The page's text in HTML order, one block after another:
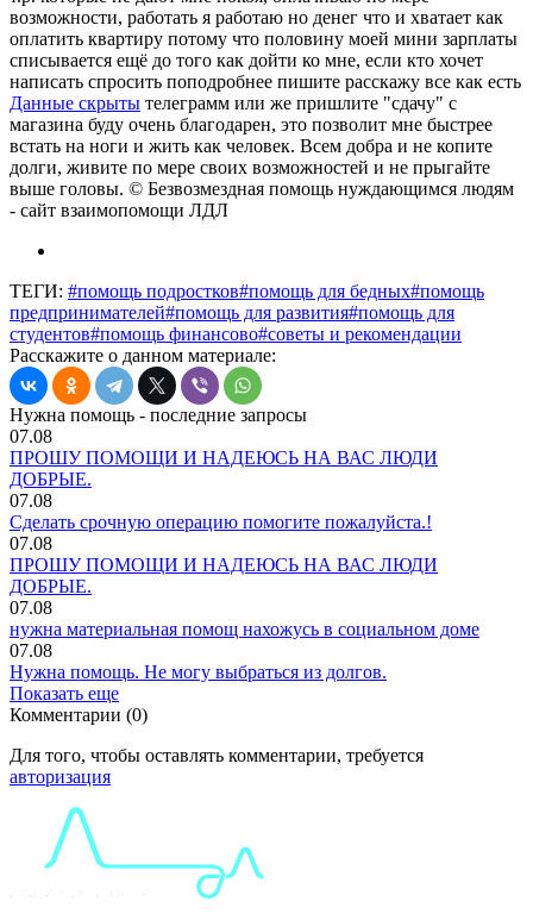
возможности, работать я работаю но денег что и хватает как
оплатить квартиру потому что половину моей мини зарплаты
списывается ещё до того как дойти ко мне, если кто хочет
написать спросить поподробнее пишите расскажу все как есть
Данные скрыты телеграмм или же пришлите "сдачу" с
магазина буду очень благодарен, это позволит мне быстрее
встать на ноги и жить как человек. Всем добра и не копите
долги, живите по мере своих возможностей и не прыгайте
выше головы. © Безвозмездная помощь нуждающимся людям
- сайт взаимопомощи ЛДЛ
ТЕГИ: #помощь подростков#помощь для бедных#помощь
предпринимателей#помощь для развития#помощь для
студентов#помощь финансово#советы и рекомендации
Расскажите о данном материале:
Нужна помощь - последние запросы
07.08
ПРОШУ ПОМОЩИ И НАДЕЮСЬ НА ВАС ЛЮДИ
ДОБРЫЕ.
07.08
Сделать срочную операцию помогите пожалуйста.!
07.08
ПРОШУ ПОМОЩИ И НАДЕЮСЬ НА ВАС ЛЮДИ
ДОБРЫЕ.
07.08
нужна материальная помощ нахожусь в социальном доме
07.08
Нужна помощь. Не могу выбраться из долгов.
Показать еще
Комментарии (0)
Для того, чтобы оставлять комментарии, требуется
авторизация